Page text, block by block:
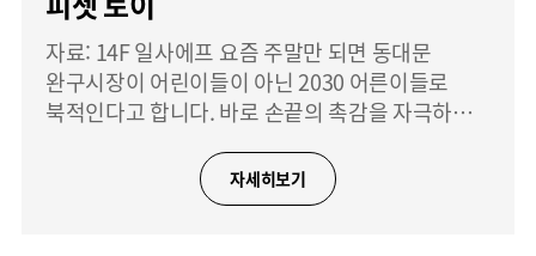
자료: 14F 일사에프 요즘 주말만 되면 동대문
완구시장이 어린이들이 아닌 2030 어른이들로
북적인다고 합니다. 바로 손끝의 촉감을 자극하는
구하기 위해서죠. 피젯 토이는 손으로 직접 누르고,
만지고, 부수는 단순한 행동만으로도
자세히보기